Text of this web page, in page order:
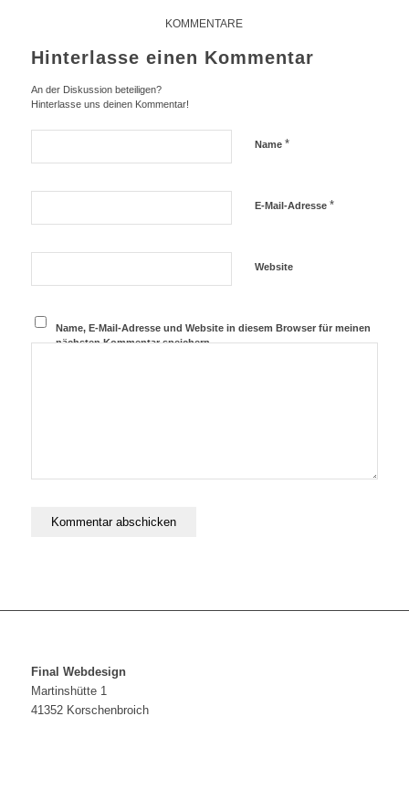
KOMMENTARE
Hinterlasse einen Kommentar
An der Diskussion beteiligen?
Hinterlasse uns deinen Kommentar!
Name *
E-Mail-Adresse *
Website
Name, E-Mail-Adresse und Website in diesem Browser für meinen
nächsten Kommentar speichern.
Final Webdesign
Martinshütte 1
41352 Korschenbroich